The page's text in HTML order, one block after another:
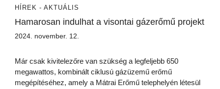
HÍREK - AKTUÁLIS
Hamarosan indulhat a visontai gázerőmű projekt
2024. november. 12.
Már csak kivitelezőre van szükség a legfeljebb 650
megawattos, kombinált ciklusú gázüzemű erőmű
megépítéséhez, amely a Mátrai Erőmű telephelyén létesül